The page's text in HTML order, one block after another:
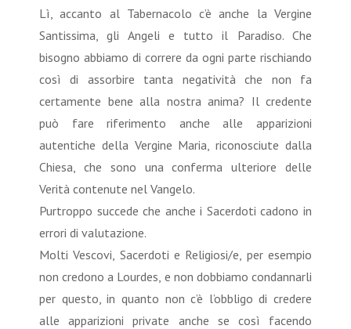
Lì, accanto al Tabernacolo c’è anche la Vergine
Santissima, gli Angeli e tutto il Paradiso. Che
bisogno abbiamo di correre da ogni parte rischiando
così di assorbire tanta negatività che non fa
certamente bene alla nostra anima? Il credente
può fare riferimento anche alle apparizioni
autentiche della Vergine Maria, riconosciute dalla
Chiesa, che sono una conferma ulteriore delle
Verità contenute nel Vangelo.
Purtroppo succede che anche i Sacerdoti cadono in
errori di valutazione.
Molti Vescovi, Sacerdoti e Religiosi/e, per esempio
non credono a Lourdes, e non dobbiamo condannarli
per questo, in quanto non c’è l’obbligo di credere
alle apparizioni private anche se così facendo